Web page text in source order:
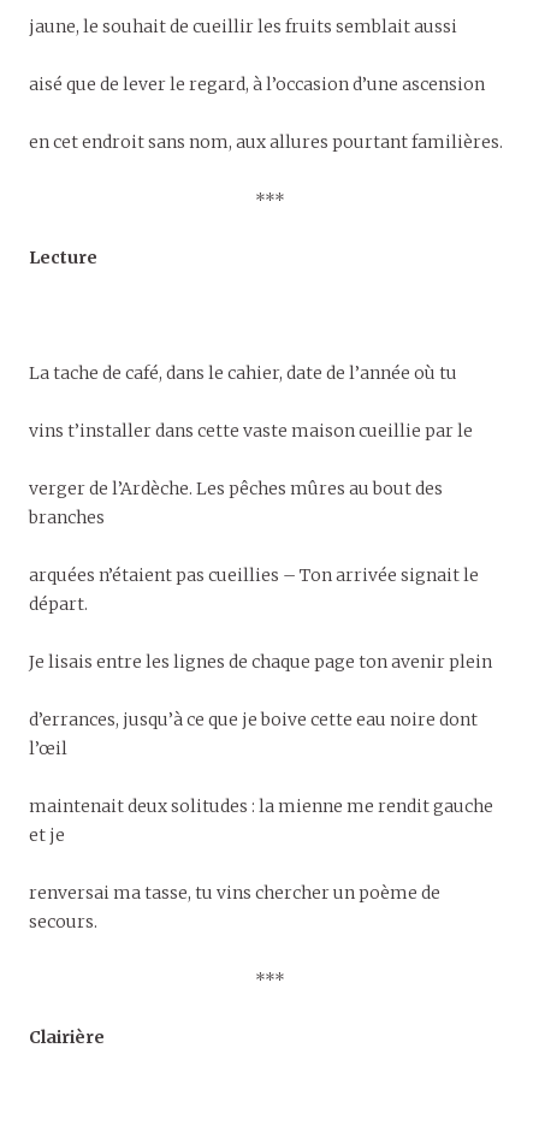
jaune, le souhait de cueillir les fruits semblait aussi
aisé que de lever le regard, à l’occasion d’une ascension
en cet endroit sans nom, aux allures pourtant familières.
***
Lecture
La tache de café, dans le cahier, date de l’année où tu
vins t’installer dans cette vaste maison cueillie par le
verger de l’Ardèche. Les pêches mûres au bout des
branches
arquées n’étaient pas cueillies – Ton arrivée signait le
départ.
Je lisais entre les lignes de chaque page ton avenir plein
d’errances, jusqu’à ce que je boive cette eau noire dont
l’œil
maintenait deux solitudes : la mienne me rendit gauche
et je
renversai ma tasse, tu vins chercher un poème de
secours.
***
Clairière